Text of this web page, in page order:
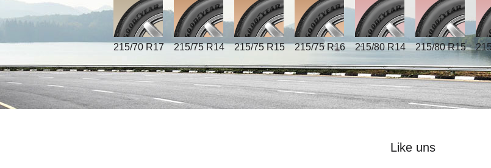
215/70 R17 215/75 R14 215/75 R15 215/75 R16 215/80 R14 215/80 R15
Like uns